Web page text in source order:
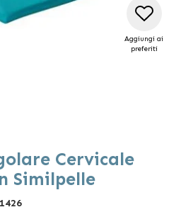
Aggiungi ai
preferiti
Cervicale
Similpelle